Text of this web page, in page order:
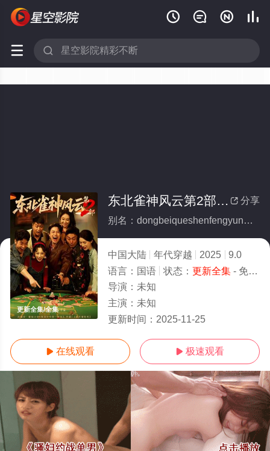
   
 
更新全集/全集
 分享
东北雀神风云第2部(全集)
别名：dongbeiqueshenfengyundi2bu
中国大陆 年代穿越 2025
9.0
语言： 国语 状态： 更新全集- 免费在线观看
导演： 未知
主演： 未知
更新时间： 2025-11-25
 在线观看  极速观看